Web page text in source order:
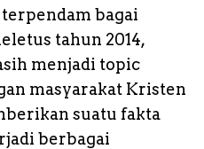
bagai
tahun 2014,
menjadi topic
masyarakat Kristen
suatu fakta
berbagai